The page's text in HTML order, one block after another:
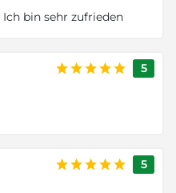
bin sehr zufrieden
5
5